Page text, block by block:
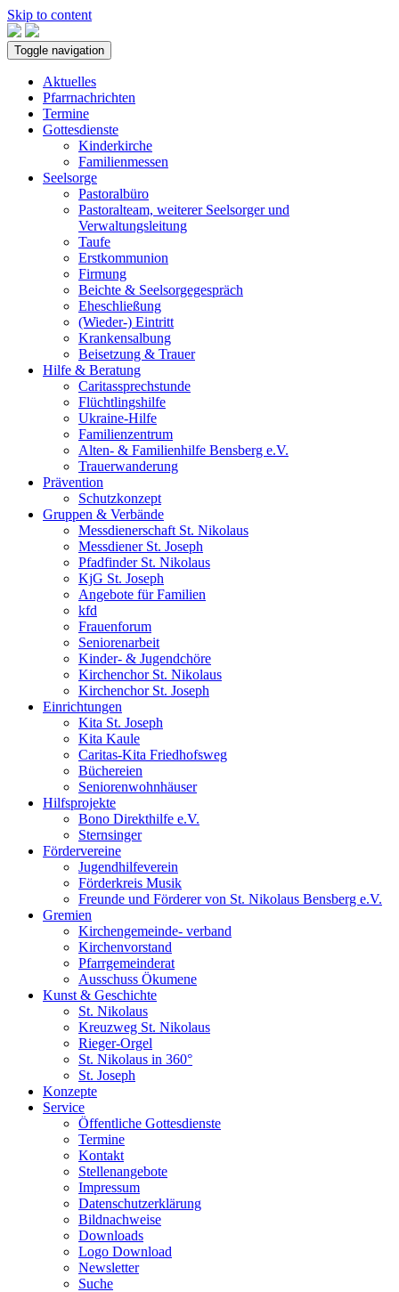
Skip to content
Toggle navigation
Aktuelles
Pfarrnachrichten
Termine
Gottesdienste
Kinderkirche
Familienmessen
Seelsorge
Pastoralbüro
Pastoralteam, weiterer Seelsorger und
Verwaltungsleitung
Taufe
Erstkommunion
Firmung
Beichte & Seelsorgegespräch
Eheschließung
(Wieder-) Eintritt
Krankensalbung
Beisetzung & Trauer
Hilfe & Beratung
Caritassprechstunde
Flüchtlingshilfe
Ukraine-Hilfe
Familienzentrum
Alten- & Familienhilfe Bensberg e.V.
Trauerwanderung
Prävention
Schutzkonzept
Gruppen & Verbände
Messdienerschaft St. Nikolaus
Messdiener St. Joseph
Pfadfinder St. Nikolaus
KjG St. Joseph
Angebote für Familien
kfd
Frauenforum
Seniorenarbeit
Kinder- & Jugendchöre
Kirchenchor St. Nikolaus
Kirchenchor St. Joseph
Einrichtungen
Kita St. Joseph
Kita Kaule
Caritas-Kita Friedhofsweg
Büchereien
Seniorenwohnhäuser
Hilfsprojekte
Bono Direkthilfe e.V.
Sternsinger
Fördervereine
Jugendhilfeverein
Förderkreis Musik
Freunde und Förderer von St. Nikolaus Bensberg e.V.
Gremien
Kirchengemeinde- verband
Kirchenvorstand
Pfarrgemeinderat
Ausschuss Ökumene
Kunst & Geschichte
St. Nikolaus
Kreuzweg St. Nikolaus
Rieger-Orgel
St. Nikolaus in 360°
St. Joseph
Konzepte
Service
Öffentliche Gottesdienste
Termine
Kontakt
Stellenangebote
Impressum
Datenschutzerklärung
Bildnachweise
Downloads
Logo Download
Newsletter
Suche